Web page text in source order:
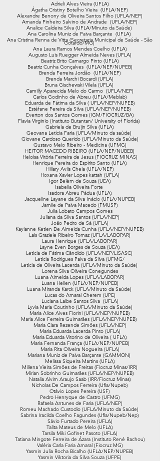
Adrieli Alves Vieira (UFLA)
Ágatha Cristiny Botelho Vieira (UFLA/NEP)
Alexandre Benony de Oliveira Santos Filho (UFLA/NEP)
Amanda Pinheiro Salvino de Andrade (UFLA/NEP)
Analice Caldeira Silva (UFLA/Minuto da Saúde)
Ana Carolina Muniz de Paiva Barçante (UFLA)
Ana Cristina Renna de Vitta (Secretaria Municipal de Saúde - São
Gotardo/MG)
Ana Laura Ramos Mendes Coelho (UFLA)
Augusto Luis Ruegger Almeida Neves (UFLA)
Beatriz Brito Camargo Pinto (UFLA)
Beatriz Cunha Gonçalves (UFLA/NEP/NUPEB)
Brenda Ferreira Jordão (UFLA/NEP)
Brenda Marchi Bocardi (UFLA)
Bruna Gischewski Vilela (UFLA)
Camilly Aparecida Melo do Carmo (UFLA/NEP)
Carlos Godinho de Abreu (UFLA/Meblab)
Eduarda de Fátima da Silva ( UFLA/NEP/NUPEB)
Estéfane Pereira da Silva (UFLA/NEP/NUPEB)
Everton dos Santos Gomes (IGM/FIOCRUZ/BA)
Flavia Virginio (Instituto Butantan/ University of Florida)
Gabriela de Bruijn Silva (UFLA)
Geovana Letícia Faria (UFLA/Minuto da saúde)
Giovane Cardoso Querido (UFLA/Minuto da Saúde)
Gustavo Melo Ribeiro - Medicina (UFMG)
HEITOR MACEDO RIBEIRO (UFLA/NEP/NUBEB)
Heloísa Vitória Ferreira de Jesus (FIOCRUZ MINAS)
Henrique Pereira do Espírito Santo (UFLA)
Hillary Avlis Chela (UFLA/NEP)
Hoxana Xavier Lopes kattah (UFLA)
Igor Belém de Souza (UEA)
Isabella Oliveira Forte
Isadora Abreu Pádua (UFLA)
Jacqueline Layane da Silva Inácio (UFLA/NUPEB)
Jamile de Paiva Macedo (FMUSP)
Julia Lobato Campos Gomes
Juliana da Silva Santos (UFLA/NEP)
João Pedro de Sá (UFLA)
Kaylanne Ketlen De Almeida Cunha (UFLA/NEP/NUPEB)
Lais Graziele Ribeiro Tomaz (UFLA/LABOPAR)
Laura Henrique (UFLA/LABOPAR)
Layne Even Borges de Souza (UEA)
Leticia de Fátima Cândido (UFLA/NEP/LISASC)
Letícia Rodrigues Paiva da Silva (UFMG/
Letícia de Oliveira Lacerda (UFLA/Minuto da Saúde)
Lorena Silva Oliveira Conegundes
Luana Almeida Lopes (UFLA/LABOPAR)
Luana Hellen (UFLA/NEP/NUPEB)
Luana Miranda Karck (UFLA/Minuto da Saúde)
Lucas do Amaral Cherem (UPE)
Luciana Laibe Santos Silva (UFLA)
Lyvia Maria Coutinho (UFLA/Minuto da Saúde)
Maria Alice Alves Fiorini (UFLA/NEP/NUPEB)
Maria Alice Ferreira Guimarães (UFLA/NEP/NUPEB)
Maria Clara Rezende Simões (UFLA/NEP)
Maria Eduarda Lacerda Pinto (UFLA)
Maria Eduarda Vitorino de Oliveira ( UFLA)
Maria Fernanda França (UFLA/NEP/NUPEB)
Maria Rita Oliveira Nogueira (UFLA)
Mariana Muniz de Paiva Barçante (GAMMON)
Melissa Siqueira Martins (UFLA)
Millena Vieira Simões de Freitas (Fiocruz Minas/IRR)
Mirian Sobrinho Guimarães (UFLA/NEP/NUPEB)
Natalia Alvim Araujo Saab (IRR/Fiocruz Minas)
Nicholas De Campos Ferreira (Ufla/Nupeb)
Otávio Lopes Pereira (USF)
Pedro Henryque de Castro (UFMG)
Rafaela Antunes de Faria (UFLA/NEP)
Romeu Machado Custodio (UFLA/Minuto da Saúde)
Sabrina Iracilda Coelho Fagundes (Ufla/Nupeb/Nep)
Sávio Furtado Pereira (UFLA)
Talita Mateus de Melo (UFLA)
Tarsila Miki Gofinet Pasoto (UFLA)
Tatiana Mingote Ferreira de Ázara (Instituto René Rachou)
Valéria Carla Faria Amaral (Fiocruz MG)
Yasmin Julia Rocha Bicalho (UFLA/NEP/NUPEB)
Yasmin Viktoria da Silva Souza (UFPE)